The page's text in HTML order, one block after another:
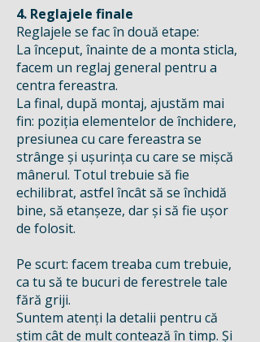
4. Reglajele finale
Reglajele se fac în două etape:
La început, înainte de a monta sticla,
facem un reglaj general pentru a
centra fereastra.
La final, după montaj, ajustăm mai
fin: poziția elementelor de închidere,
presiunea cu care fereastra se
strânge și ușurința cu care se mișcă
mânerul. Totul trebuie să fie
echilibrat, astfel încât să se închidă
bine, să etanșeze, dar și să fie ușor
de folosit.
Pe scurt: facem treaba cum trebuie,
ca tu să te bucuri de ferestrele tale
fără griji.
Suntem atenți la detalii pentru că
știm cât de mult contează în timp. Și